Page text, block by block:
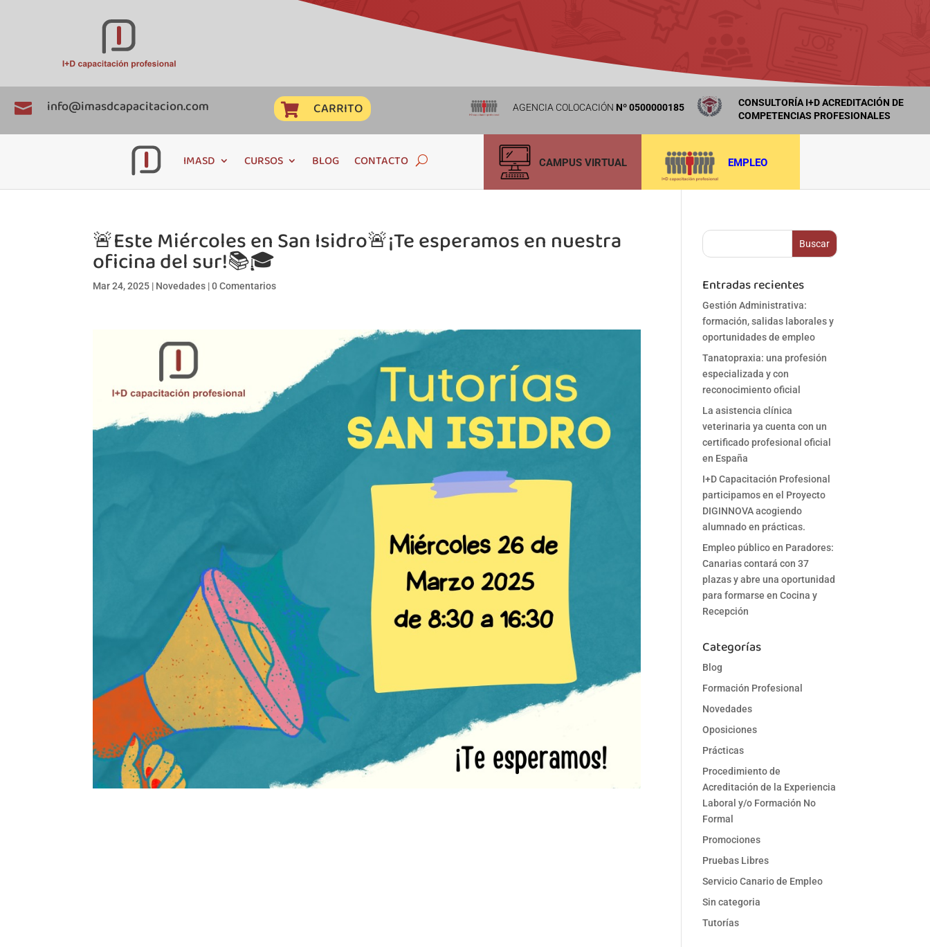
 info@imasdcapacitacion.com  CARRITO AGENCIA COLOCACIÓN Nº 0500000185
CONSULTORÍA I+D ACREDITACIÓN DE
COMPETENCIAS PROFESIONALES
IMASD CURSOS BLOG CONTACTO EMPLEO
CAMPUS VIRTUAL
🚨Este Miércoles en San Isidro🚨¡Te esperamos en nuestra
oficina del sur!📚🎓
Mar 24, 2025 | Novedades |0 Comentarios Entradas recientes
Gestión Administrativa:
formación, salidas laborales y
oportunidades de empleo
Tanatopraxia: una profesión
especializada y con
reconocimiento oficial
La asistencia clínica
veterinaria ya cuenta con un
certificado profesional oficial
en España
I+D Capacitación Profesional
participamos en el Proyecto
DIGINNOVA acogiendo
alumnado en prácticas.
Empleo público en Paradores:
Canarias contará con 37
plazas y abre una oportunidad
para formarse en Cocina y
Recepción
Categorías
Blog
Formación Profesional
Novedades
Oposiciones
Prácticas
Procedimiento de
Acreditación de la Experiencia
Laboral y/o Formación No
Formal
Promociones
Pruebas Libres
Servicio Canario de Empleo
Sin categoria
Tutorías